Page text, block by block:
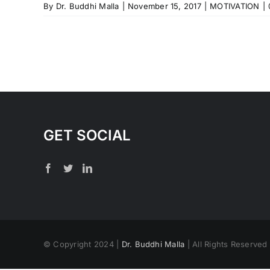
By Dr. Buddhi Malla November 15, 2017 MOTIVATION
GET SOCIAL
© Copyright 2024 | Dr. Buddhi Malla | All Rights